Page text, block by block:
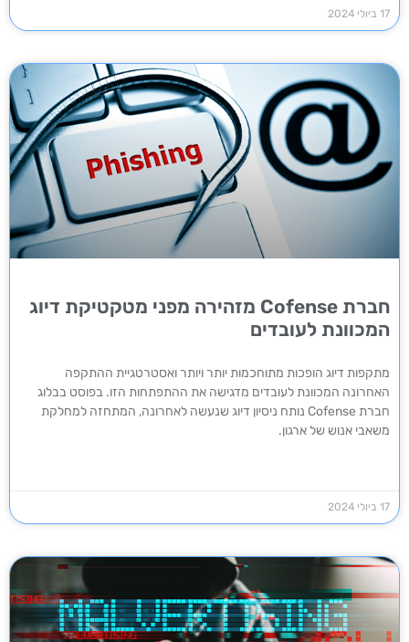
17 ביולי 2024
חברת Cofense מזהירה מפני מטקטיקת דיוג
המכוונת לעובדים
מתקפות דיוג הופכות מתוחכמות יותר ויותר ואסטרטגיית ההתקפה
האחרונה המכוונת לעובדים מדגישה את ההתפתחות הזו. בפוסט בבלוג
חברת Cofense נותח ניסיון דיוג שנעשה לאחרונה, המתחזה למחלקת
משאבי אנוש של ארגון.
17 ביולי 2024